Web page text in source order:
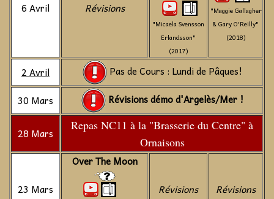
6 Avril Révisions
"Micaela Svensson
Erlandsson"
(2017)
"Maggie Gallagher
& Gary O'Reilly"
(2018)
2 Avril Pas de Cours : Lundi de Pâques!
30 Mars Révisions démo d'Argelès/Mer !
28 Mars
Repas NC11 à la "Brasserie du Centre" à
Ornaisons
23 Mars
Over The Moon
Révisions Révisions